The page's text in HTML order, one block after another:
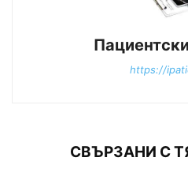
https://
СВЪРЗАНИ С